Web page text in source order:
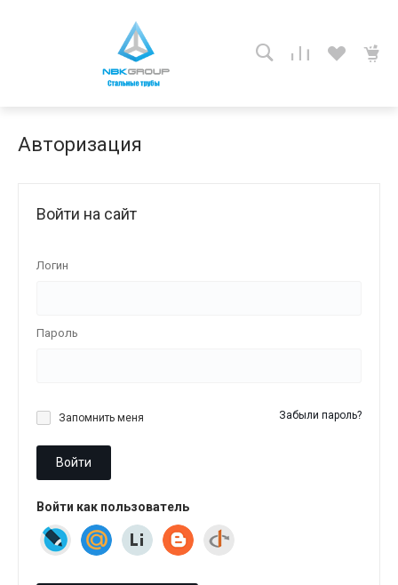
Авторизация
Войти на сайт
Логин
Пароль
Запомнить меня Забыли пароль?
Войти
Войти как пользователь